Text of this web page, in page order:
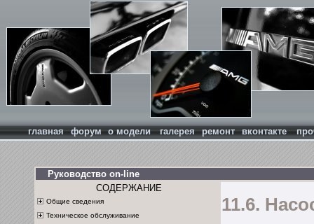
главная форум о модели галерея ремонт вконтакте
Руководство on-line
СОДЕРЖАНИЕ
Общие сведения
Техническое обслуживание
11.6.